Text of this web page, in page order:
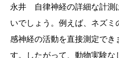
永井 自律神経の詳細な計測
いでしょう。例えば、ネズ
感神経の活動を直接測定で
す。したがって、動物実験